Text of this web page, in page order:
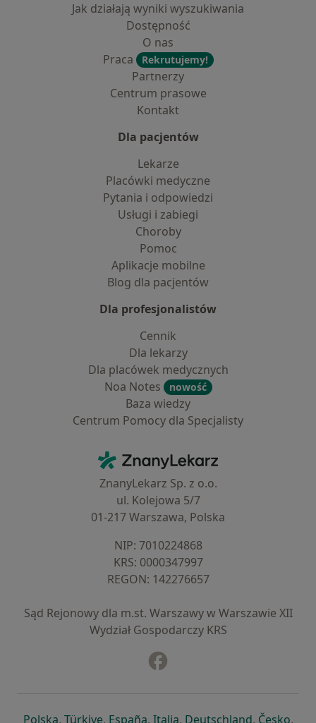
Jak działają wyniki wyszukiwania
Dostępność
O nas
Praca
Rekrutujemy!
Partnerzy
Centrum prasowe
Kontakt
Dla pacjentów
Lekarze
Placówki medyczne
Pytania i odpowiedzi
Usługi i zabiegi
Choroby
Pomoc
Aplikacje mobilne
Blog dla pacjentów
Dla profesjonalistów
Cennik
Dla lekarzy
Dla placówek medycznych
Noa Notes
nowość
Baza wiedzy
Centrum Pomocy dla Specjalisty
ZnanyLekarz - Strona główna
ZnanyLekarz Sp. z o.o.
ul. Kolejowa 5/7
01-217 Warszawa, Polska
NIP: ⁠7010224868
KRS: ⁠0000347997
REGON: ⁠142276657
Sąd Rejonowy dla m.st. Warszawy w Warszawie XII
Wydział Gospodarczy KRS
Polskaotwiera się w nowej karcie
, Türkiyeotwiera się w nowej karcie
, Españaotwiera się w nowej karcie
, Italiaotwiera się w nowej
, Deutschlandotwiera się
, Česko,